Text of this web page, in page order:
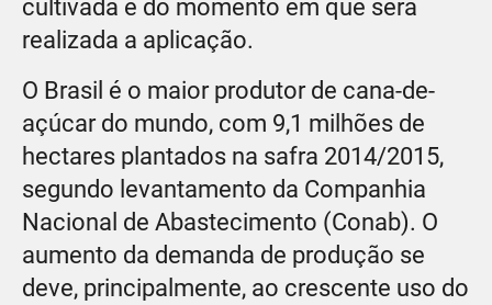
cultivada e do momento em que será
realizada a aplicação.
O Brasil é o maior produtor de cana-de-
açúcar do mundo, com 9,1 milhões de
hectares plantados na safra 2014/2015,
segundo levantamento da Companhia
Nacional de Abastecimento (Conab). O
aumento da demanda de produção se
deve, principalmente, ao crescente uso do